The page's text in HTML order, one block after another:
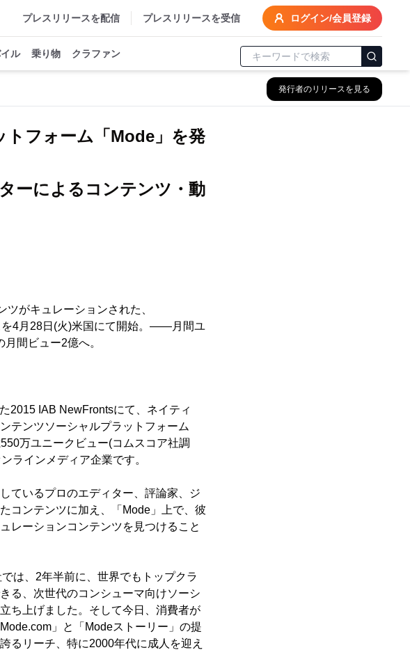
プレスリリースを配信 プレスリリースを受信 ログイン/会員登録
ル 乗り物 クラファン
発行者のリリースを見る
フォーム「Mode」を発
ーによるコンテンツ・動
がキュレーションされた、
を4月28日(火)米国にて開始。――月間ユ
間ビュー2億へ。
2015 IAB NewFrontsにて、ネイティ
テンツソーシャルプラットフォーム
万ユニークビュー(コムスコア社調
ラインメディア企業です。
ているプロのエディター、評論家、ジ
コンテンツに加え、「Mode」上で、彼
レーションコンテンツを見つけること
は、2年半前に、世界でもトップクラ
る、次世代のコンシューマ向けソーシ
ち上げました。そして今日、消費者が
」と「Modeストーリー」の提
るリーチ、特に2000年代に成人を迎え